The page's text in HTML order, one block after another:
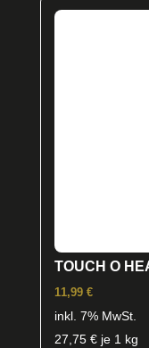
TOUCH O
11,99 €
inkl. 7% MwSt.
27,75 €je 1 kg